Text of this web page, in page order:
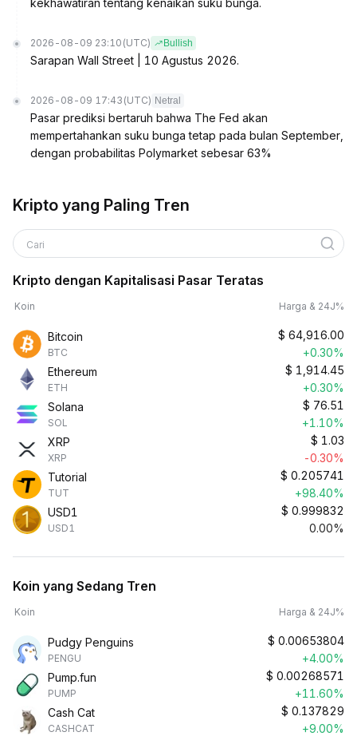
kekhawatiran tentang kenaikan suku bunga.
2026-08-09 23:10 (UTC) Bullish
Sarapan Wall Street | 10 Agustus 2026.
2026-08-09 17:43 (UTC) Netral
Pasar prediksi bertaruh bahwa The Fed akan
mempertahankan suku bunga tetap pada bulan September,
dengan probabilitas Polymarket sebesar 63%
Kripto yang Paling Tren
Cari
Kripto dengan Kapitalisasi Pasar Teratas
Koin Harga & 24J%
Bitcoin
BTC
$ 64,916.00
+0.30%
Ethereum
ETH
$ 1,914.45
+0.30%
Solana
SOL
$ 76.51
+1.10%
XRP
XRP
$ 1.03
-0.30%
Tutorial
TUT
$ 0.205741
+98.40%
USD1
USD1
$ 0.999832
0.00%
Koin yang Sedang Tren
Koin Harga & 24J%
Pudgy Penguins
PENGU
$ 0.00653804
+4.00%
Pump.fun
PUMP
$ 0.00268571
+11.60%
Cash Cat
CASHCAT
$ 0.137829
+9.00%